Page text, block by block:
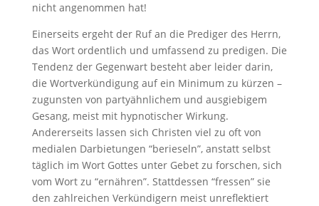
nicht angenommen hat!
Einerseits ergeht der Ruf an die Prediger des Herrn,
das Wort ordentlich und umfassend zu predigen. Die
Tendenz der Gegenwart besteht aber leider darin,
die Wortverkündigung auf ein Minimum zu kürzen –
zugunsten von partyähnlichem und ausgiebigem
Gesang, meist mit hypnotischer Wirkung.
Andererseits lassen sich Christen viel zu oft von
medialen Darbietungen “berieseln”, anstatt selbst
täglich im Wort Gottes unter Gebet zu forschen, sich
vom Wort zu “ernähren”. Stattdessen “fressen” sie
den zahlreichen Verkündigern meist unreflektiert